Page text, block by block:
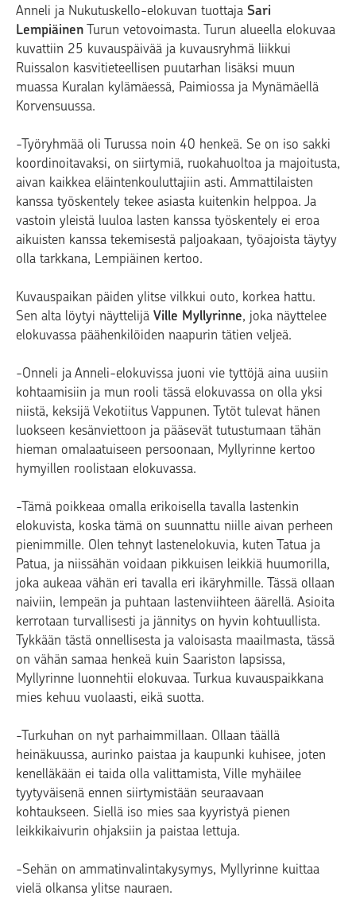
Anneli ja Nukutuskello-elokuvan tuottaja Sari
Lempiäinen Turun vetovoimasta. Turun alueella elokuvaa
kuvattiin 25 kuvauspäivää ja kuvausryhmä liikkui
Ruissalon kasvitieteellisen puutarhan lisäksi muun
muassa Kuralan kylämäessä, Paimiossa ja Mynämäellä
Korvensuussa.
-Työryhmää oli Turussa noin 40 henkeä. Se on iso sakki
koordinoitavaksi, on siirtymiä, ruokahuoltoa ja majoitusta,
aivan kaikkea eläintenkouluttajiin asti. Ammattilaisten
kanssa työskentely tekee asiasta kuitenkin helppoa. Ja
vastoin yleistä luuloa lasten kanssa työskentely ei eroa
aikuisten kanssa tekemisestä paljoakaan, työajoista täytyy
olla tarkkana, Lempiäinen kertoo.
Kuvauspaikan päiden ylitse vilkkui outo, korkea hattu.
Sen alta löytyi näyttelijä Ville Myllyrinne, joka näyttelee
elokuvassa päähenkilöiden naapurin tätien veljeä.
-Onneli ja Anneli-elokuvissa juoni vie tyttöjä aina uusiin
kohtaamisiin ja mun rooli tässä elokuvassa on olla yksi
niistä, keksijä Vekotiitus Vappunen. Tytöt tulevat hänen
luokseen kesänviettoon ja pääsevät tutustumaan tähän
hieman omalaatuiseen persoonaan, Myllyrinne kertoo
hymyillen roolistaan elokuvassa.
-Tämä poikkeaa omalla erikoisella tavalla lastenkin
elokuvista, koska tämä on suunnattu niille aivan perheen
pienimmille. Olen tehnyt lastenelokuvia, kuten Tatua ja
Patua, ja niissähän voidaan pikkuisen leikkiä huumorilla,
joka aukeaa vähän eri tavalla eri ikäryhmille. Tässä ollaan
naiviin, lempeän ja puhtaan lastenviihteen äärellä. Asioita
kerrotaan turvallisesti ja jännitys on hyvin kohtuullista.
Tykkään tästä onnellisesta ja valoisasta maailmasta, tässä
on vähän samaa henkeä kuin Saariston lapsissa,
Myllyrinne luonnehtii elokuvaa. Turkua kuvauspaikkana
mies kehuu vuolaasti, eikä suotta.
-Turkuhan on nyt parhaimmillaan. Ollaan täällä
heinäkuussa, aurinko paistaa ja kaupunki kuhisee, joten
kenelläkään ei taida olla valittamista, Ville myhäilee
tyytyväisenä ennen siirtymistään seuraavaan
kohtaukseen. Siellä iso mies saa kyyristyä pienen
leikkikaivurin ohjaksiin ja paistaa lettuja.
-Sehän on ammatinvalintakysymys, Myllyrinne kuittaa
vielä olkansa ylitse nauraen.